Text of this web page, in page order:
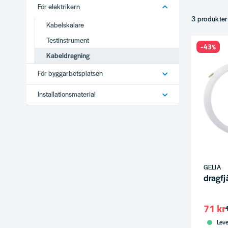
För elektrikern
Kabelskalare
Testinstrument
Kabeldragning
För byggarbetsplatsen
Installationsmaterial
Smörj
Vi
Snabb
3 produkter
GELIA
71 kr
-43%